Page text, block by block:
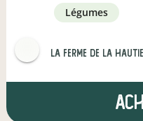
légumes
LA FERME DE LA